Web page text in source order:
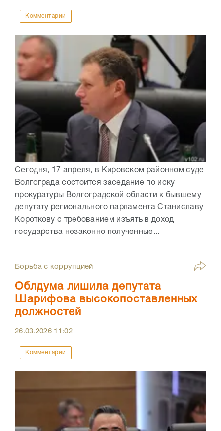
Комментарии
Сегодня, 17 апреля, в Кировском районном суде
Волгограда состоится заседание по иску
прокуратуры Волгоградской области к бывшему
депутату регионального парламента Станиславу
Короткову с требованием изъять в доход
государства незаконно полученные...
Борьба с коррупцией
Облдума лишила депутата
Шарифова высокопоставленных
должностей
26.03.2026 11:02
Комментарии